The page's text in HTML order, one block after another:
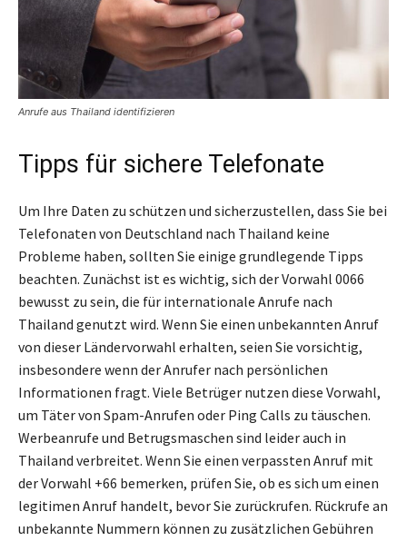
Anrufe aus Thailand identifizieren
Tipps für sichere Telefonate
Um Ihre Daten zu schützen und sicherzustellen, dass Sie bei
Telefonaten von Deutschland nach Thailand keine
Probleme haben, sollten Sie einige grundlegende Tipps
beachten. Zunächst ist es wichtig, sich der Vorwahl 0066
bewusst zu sein, die für internationale Anrufe nach
Thailand genutzt wird. Wenn Sie einen unbekannten Anruf
von dieser Ländervorwahl erhalten, seien Sie vorsichtig,
insbesondere wenn der Anrufer nach persönlichen
Informationen fragt. Viele Betrüger nutzen diese Vorwahl,
um Täter von Spam-Anrufen oder Ping Calls zu täuschen.
Werbeanrufe und Betrugsmaschen sind leider auch in
Thailand verbreitet. Wenn Sie einen verpassten Anruf mit
der Vorwahl +66 bemerken, prüfen Sie, ob es sich um einen
legitimen Anruf handelt, bevor Sie zurückrufen. Rückrufe an
unbekannte Nummern können zu zusätzlichen Gebühren